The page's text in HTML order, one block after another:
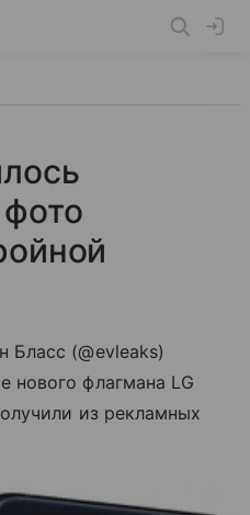
Бласс (@evleaks)
нового флагмана LG
из рекламных